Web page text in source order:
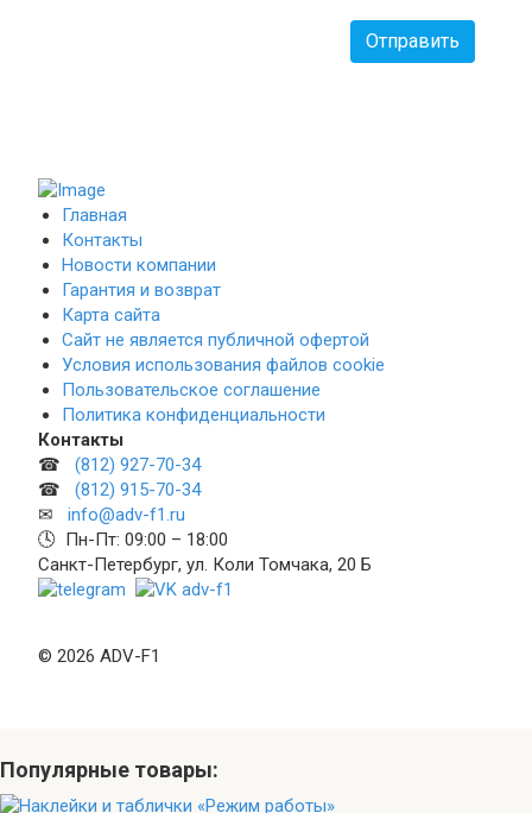
Отправить
Главная
Контакты
Новости компании
Гарантия и возврат
Карта сайта
Сайт не является публичной офертой
Условия использования файлов cookie
Пользовательское соглашение
Политика конфиденциальности
Контакты
☎ (812) 927-70-34
☎ (812) 915-70-34
✉ info@adv-f1.ru
🕓 Пн-Пт: 09:00 – 18:00
Санкт-Петербург, ул. Коли Томчака, 20 Б
© 2026 ADV-F1
Популярные товары: